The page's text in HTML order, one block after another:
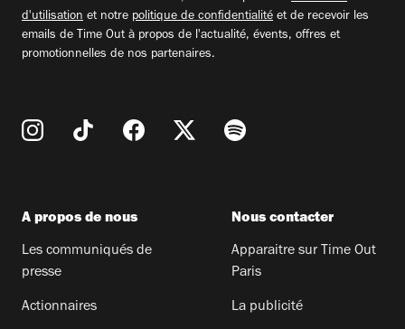
d'utilisation et notre politique de confidentialité et de recevoir les
emails de Time Out à propos de l'actualité, évents, offres et
promotionnelles de nos partenaires.
A propos de nous
Les communiqués de
presse
Actionnaires
Nous contacter
Apparaitre sur Time Out
Paris
La publicité